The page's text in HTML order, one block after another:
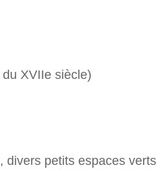
XVIIe siècle)
divers petits espaces